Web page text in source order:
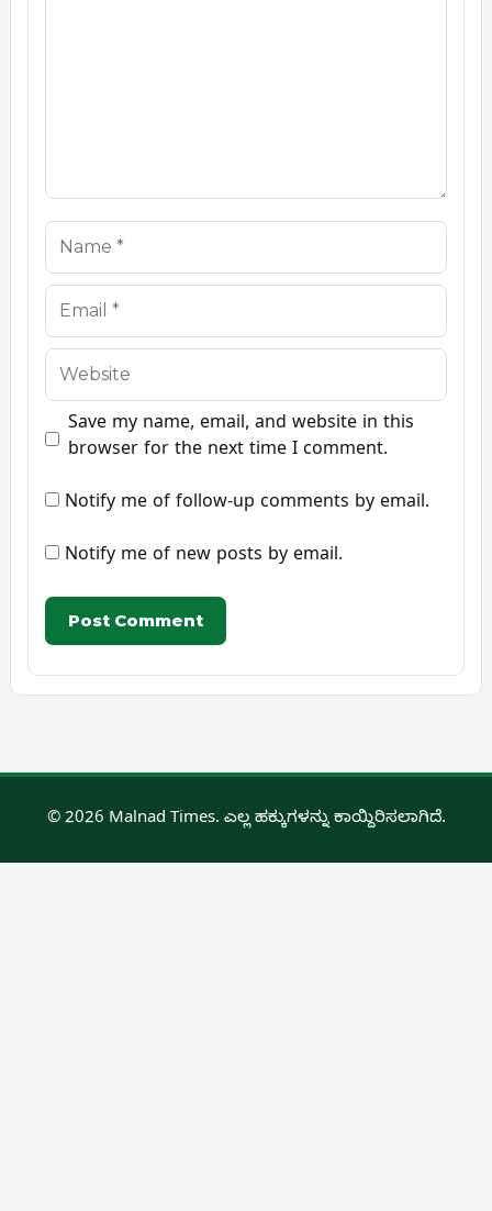
Name
Email
Website
Save my name, email, and website in this
browser for the next time I comment.
Notify me of follow-up comments by email.
Notify me of new posts by email.
© 2026 Malnad Times. ಎಲ್ಲ ಹಕ್ಕುಗಳನ್ನು ಕಾಯ್ದಿರಿಸಲಾಗಿದೆ.